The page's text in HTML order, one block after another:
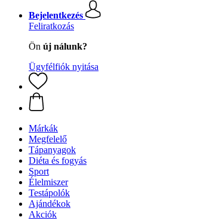
Bejelentkezés
Feliratkozás
Ön új nálunk?
Ügyfélfiók nyitása
Márkák
Megfelelő
Tápanyagok
Diéta és fogyás
Sport
Élelmiszer
Testápolók
Ajándékok
Akciók